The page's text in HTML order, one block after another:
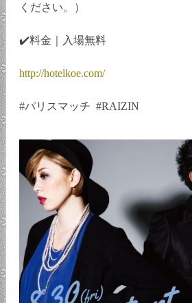
ください。）
✔️料金｜入場無料
http://hotelkoe.com/
#パリスマッチ #RAIZIN